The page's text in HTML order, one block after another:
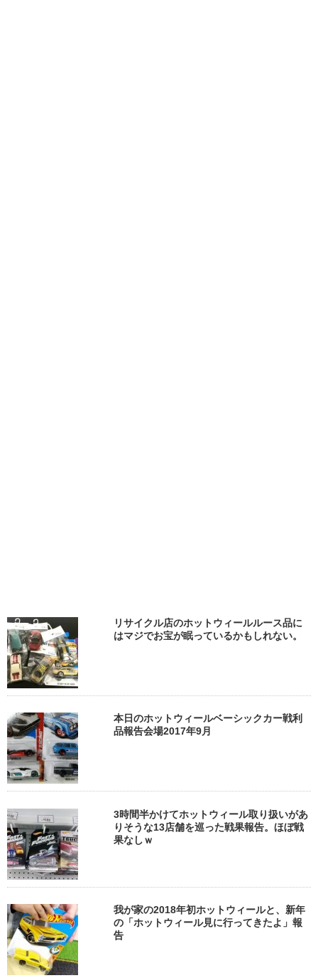
リサイクル店のホットウィールルース品に
はマジでお宝が眠っているかもしれない。
本日のホットウィールベーシックカー戦利
品報告会場2017年9月
3時間半かけてホットウィール取り扱いがあ
りそうな13店舗を巡った戦果報告。ほぼ戦
果なしｗ
我が家の2018年初ホットウィールと、新年
の「ホットウィール見に行ってきたよ」報
告